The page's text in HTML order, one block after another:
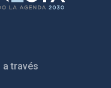
través